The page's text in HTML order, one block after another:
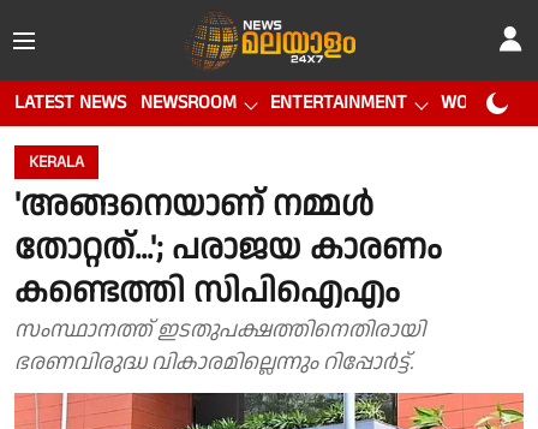
LATEST NEWS NEWSROOM ENTERTAINMENT WORLD CUP
KERALA
'അങ്ങനെയാണ് നമ്മൾ
തോറ്റത്...'; പരാജയ കാരണം
കണ്ടെത്തി സിപിഐഎം
സംസ്ഥാനത്ത് ഇടതുപക്ഷത്തിനെതിരായി
ഭരണവിരുദ്ധ വികാരമില്ലെന്നും റിപ്പോർട്ട്.